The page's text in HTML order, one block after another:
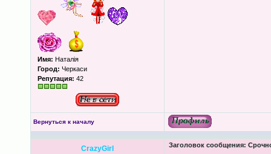
Имя: Наталія
Город: Черкаси
Репутация: 42
Вернуться к началу
CrazyGirl Заголовок сообщения: